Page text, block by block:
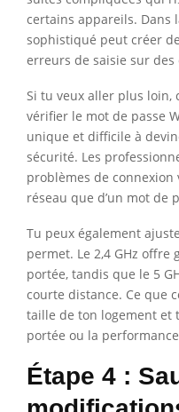
certains appareils. Dans
sophistiqué peut créer
erreurs de saisie sur
Si tu veux aller plus loin,
vérifier le mot de passe
unique et difficile à
sécurité. Les
problèmes de
réseau que d’un mot de
Tu peux également
permet. Le 2,4 GHz
portée, tandis que le 5
courte distance. Ce que
taille de ton logement et
portée ou la
Étape 4 :